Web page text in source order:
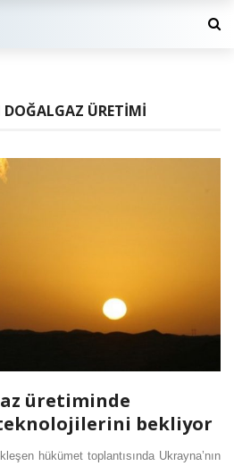
DOĞALGAZ ÜRETIMI
üretiminde
bekliyor
hükümet toplantısında Ukrayna’nın